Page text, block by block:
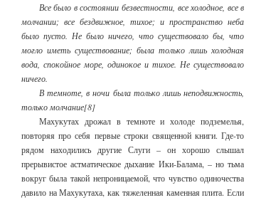
Все было в состоянии безвестности, все холодное, все в
молчании; все бездвижное, тихое; и пространство неба
было пусто. Не было ничего, что существовало бы, что
могло иметь существование; была только лишь холодная
вода, спокойное море, одинокое и тихое. Не существовало
ничего.
В темноте, в ночи была только лишь неподвижность,
только молчание[8]
Махукутах дрожал в темноте и холоде подземелья,
повторяя про себя первые строки священной книги. Где-то
рядом находились другие Слуги – он хорошо слышал
прерывистое астматическое дыхание Ики-Балама, – но тьма
вокруг была такой непроницаемой, что чувство одиночества
давило на Махукутаха, как тяжеленная каменная плита. Если